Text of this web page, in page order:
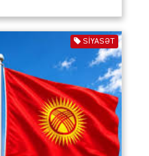
SIYASƏT